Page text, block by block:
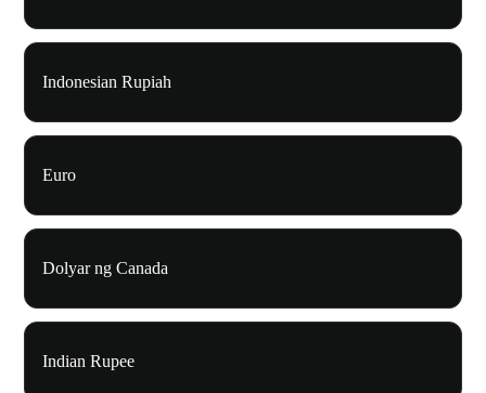
Indonesian Rupiah
Euro
Dolyar ng Canada
Indian Rupee